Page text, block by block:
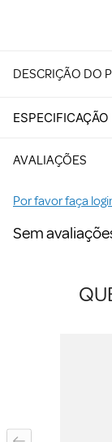
DESCRIÇÃO DO
AVALIAÇÕES
Por favor faça
Sem